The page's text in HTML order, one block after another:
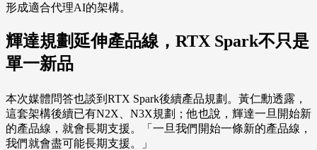
形成適合代理AI的架構。
輝達規劃延伸產品線，RTX Spark不只是
單一新品
本次媒體問答也談到RTX Spark後續產品規劃。黃仁勳透露，
這套架構後續已有N2X、N3X規劃；他也說，輝達一旦開始新
的產品線，就會長期支援。「一旦我們開始一條新的產品線，
我們就會盡可能長期支援。」